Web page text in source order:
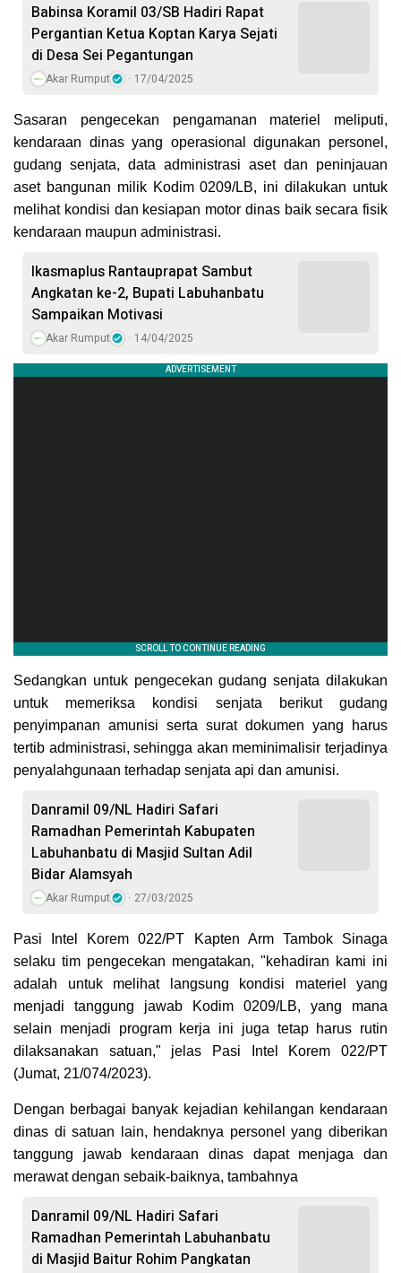
Babinsa Koramil 03/SB Hadiri Rapat
Pergantian Ketua Koptan Karya Sejati
di Desa Sei Pegantungan
Akar Rumput 17/04/2025
Sasaran pengecekan pengamanan materiel meliputi,
kendaraan dinas yang operasional digunakan personel,
gudang senjata, data administrasi aset dan peninjauan
aset bangunan milik Kodim 0209/LB, ini dilakukan untuk
melihat kondisi dan kesiapan motor dinas baik secara fisik
kendaraan maupun administrasi.
Ikasmaplus Rantauprapat Sambut
Angkatan ke-2, Bupati Labuhanbatu
Sampaikan Motivasi
Akar Rumput 14/04/2025
Sedangkan untuk pengecekan gudang senjata dilakukan
untuk memeriksa kondisi senjata berikut gudang
penyimpanan amunisi serta surat dokumen yang harus
tertib administrasi, sehingga akan meminimalisir terjadinya
penyalahgunaan terhadap senjata api dan amunisi.
Danramil 09/NL Hadiri Safari
Ramadhan Pemerintah Kabupaten
Labuhanbatu di Masjid Sultan Adil
Bidar Alamsyah
Akar Rumput 27/03/2025
Pasi Intel Korem 022/PT Kapten Arm Tambok Sinaga
selaku tim pengecekan mengatakan, "kehadiran kami ini
adalah untuk melihat langsung kondisi materiel yang
menjadi tanggung jawab Kodim 0209/LB, yang mana
selain menjadi program kerja ini juga tetap harus rutin
dilaksanakan satuan," jelas Pasi Intel Korem 022/PT
(Jumat, 21/074/2023).
Dengan berbagai banyak kejadian kehilangan kendaraan
dinas di satuan lain, hendaknya personel yang diberikan
tanggung jawab kendaraan dinas dapat menjaga dan
merawat dengan sebaik-baiknya, tambahnya
Danramil 09/NL Hadiri Safari
Ramadhan Pemerintah Labuhanbatu
di Masjid Baitur Rohim Pangkatan